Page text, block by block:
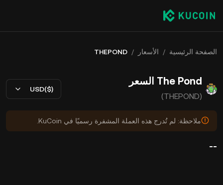
الصفحة الرئيسية / الأسعار /
THEPOND
The Pond السعر
(THEPOND)
USD($)
ملاحظة: لم تُدرج هذه العملة المشفرة رسميًا في KuCoin.
--